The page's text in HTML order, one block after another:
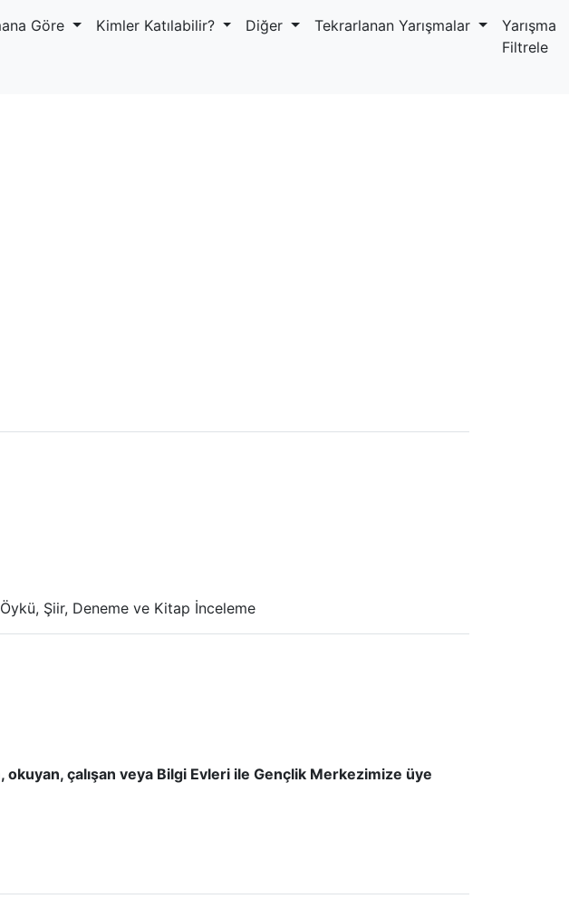
Göre Kimler Katılabilir? Diğer Tekrarlanan Yarışmalar
Yarışma
Filtrele
Şiir, Deneme ve Kitap İnceleme
çalışan veya Bilgi Evleri ile Gençlik Merkezimize üye